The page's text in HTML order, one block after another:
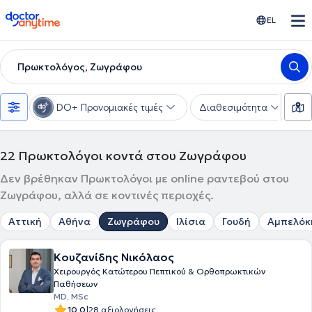
doctoranytime EL
Πρωκτολόγος, Ζωγράφου
DO+ Προνομιακές τιμές Διαθεσιμότητα
22 Πρωκτολόγοι κοντά στου Ζωγράφου
Δεν βρέθηκαν Πρωκτολόγοι με online ραντεβού στου
Ζωγράφου, αλλά σε κοντινές περιοχές.
Αττική Αθήνα Ζωγράφου Ιλίσια Γουδή
Κουζανίδης Νικόλαος
Χειρουργός Κατώτερου Πεπτικού & Ορθοπρωκτικών
Παθήσεων
MD, MSc
10.0 28 αξιολογήσεις